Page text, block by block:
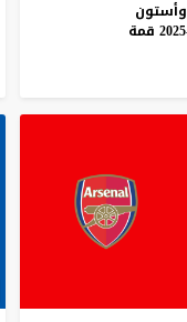
وأستون
قمة